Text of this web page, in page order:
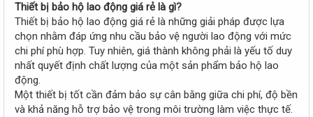
Thiết bị bảo hộ lao động giá rẻ là gì?
Thiết bị bảo hộ lao động giá rẻ là những giải pháp được lựa
chọn nhằm đáp ứng nhu cầu bảo vệ người lao động với mức
chi phí phù hợp. Tuy nhiên, giá thành không phải là yếu tố duy
nhất quyết định chất lượng của một sản phẩm bảo hộ lao
động.
Một thiết bị tốt cần đảm bảo sự cân bằng giữa chi phí, độ bền
và khả năng hỗ trợ bảo vệ trong môi trường làm việc thực tế.